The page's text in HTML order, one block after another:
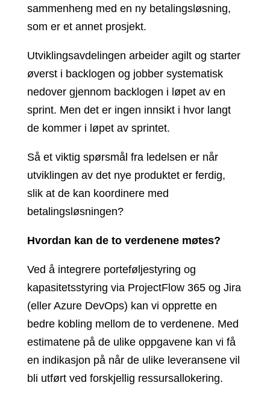
sammenheng med en ny betalingsløsning,
som er et annet prosjekt.
Utviklingsavdelingen arbeider agilt og starter
øverst i backlogen og jobber systematisk
nedover gjennom backlogen i løpet av en
sprint. Men det er ingen innsikt i hvor langt
de kommer i løpet av sprintet.
Så et viktig spørsmål fra ledelsen er når
utviklingen av det nye produktet er ferdig,
slik at de kan koordinere med
betalingsløsningen?
Hvordan kan de to verdenene møtes?
Ved å integrere porteføljestyring og
kapasitetsstyring via ProjectFlow 365 og Jira
(eller Azure DevOps) kan vi opprette en
bedre kobling mellom de to verdenene. Med
estimatene på de ulike oppgavene kan vi få
en indikasjon på når de ulike leveransene vil
bli utført ved forskjellig ressursallokering.